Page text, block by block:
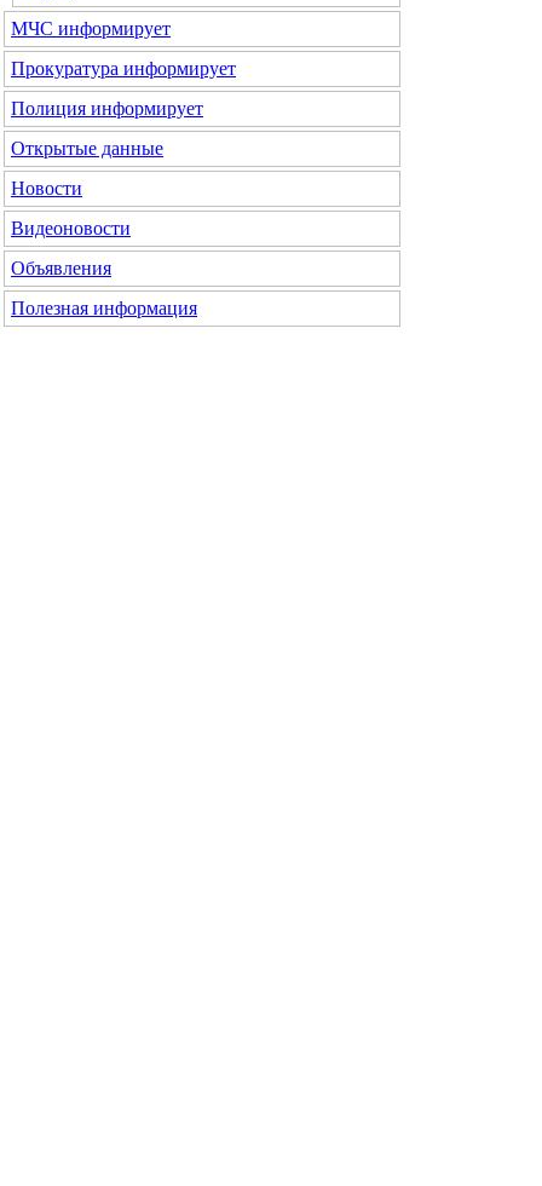
МЧС информирует
Прокуратура информирует
Полиция информирует
Открытые данные
Новости
Видеоновости
Объявления
Полезная информация